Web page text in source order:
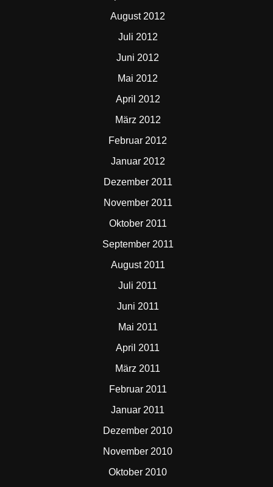
August 2012
Juli 2012
Juni 2012
Mai 2012
April 2012
März 2012
Februar 2012
Januar 2012
Dezember 2011
November 2011
Oktober 2011
September 2011
August 2011
Juli 2011
Juni 2011
Mai 2011
April 2011
März 2011
Februar 2011
Januar 2011
Dezember 2010
November 2010
Oktober 2010